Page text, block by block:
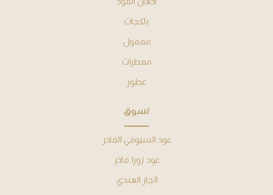
باكجات
معمول
معطرات
عطور
ﺗﺴﻮﻕ
عود السيوفي الفاخر
عود زورا فاخر
الجار الهندي